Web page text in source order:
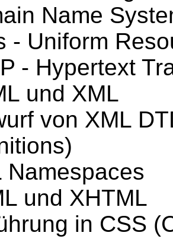
Name
- Uniform
- Hypertext
und XML
von XML
Namespaces
und XHTML
in CSS